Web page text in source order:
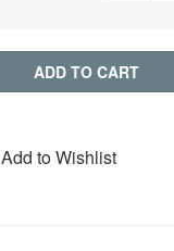
ADD TO CART
Add to Wishlist